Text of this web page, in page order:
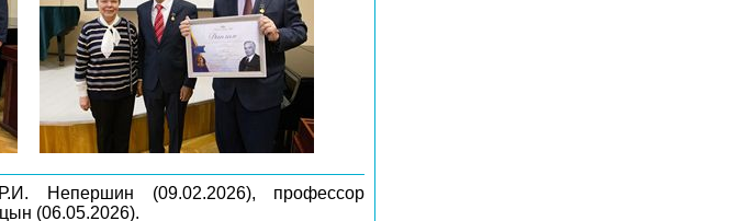
Непершин (09.02.2026), профессор
(06.05.2026).